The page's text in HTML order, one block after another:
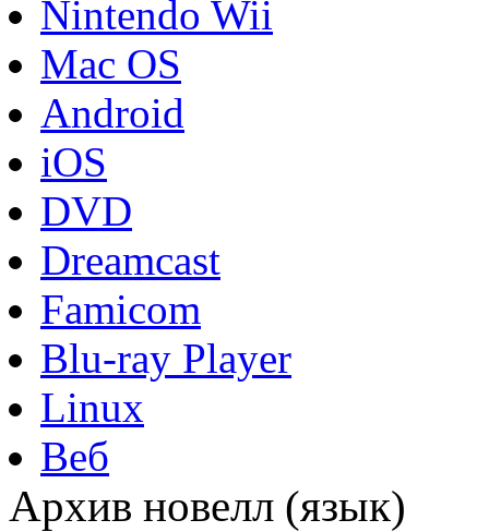
Nintendo Wii
Mac OS
Android
iOS
DVD
Dreamcast
Famicom
Blu-ray Player
Linux
Веб
Архив новелл (язык)